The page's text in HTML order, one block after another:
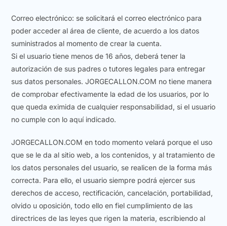
Correo electrónico: se solicitará el correo electrónico para
poder acceder al área de cliente, de acuerdo a los datos
suministrados al momento de crear la cuenta.
Si el usuario tiene menos de 16 años, deberá tener la
autorización de sus padres o tutores legales para entregar
sus datos personales. JORGECALLON.COM no tiene manera
de comprobar efectivamente la edad de los usuarios, por lo
que queda eximida de cualquier responsabilidad, si el usuario
no cumple con lo aquí indicado.
JORGECALLON.COM en todo momento velará porque el uso
que se le da al sitio web, a los contenidos, y al tratamiento de
los datos personales del usuario, se realicen de la forma más
correcta. Para ello, el usuario siempre podrá ejercer sus
derechos de acceso, rectificación, cancelación, portabilidad,
olvido u oposición, todo ello en fiel cumplimiento de las
directrices de las leyes que rigen la materia, escribiendo al